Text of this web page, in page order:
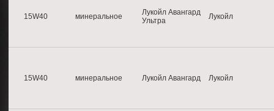
15W40 минеральное
Лукойл Авангард
Ультра
Лукойл
15W40 минеральное Лукойл Авангард Лукойл